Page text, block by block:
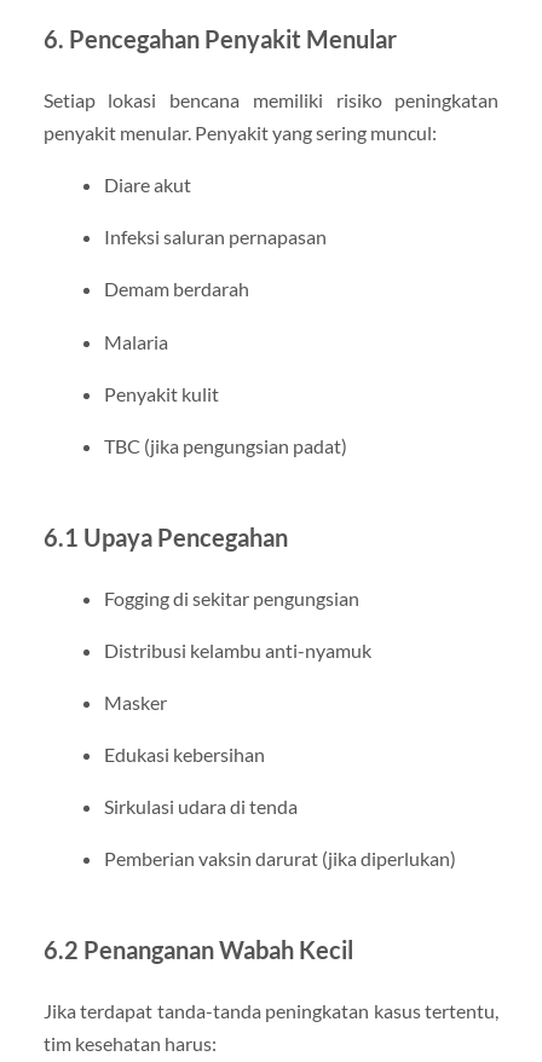
6. Pencegahan Penyakit Menular
Setiap lokasi bencana memiliki risiko peningkatan
penyakit menular. Penyakit yang sering muncul:
Diare akut
Infeksi saluran pernapasan
Demam berdarah
Malaria
Penyakit kulit
TBC (jika pengungsian padat)
6.1 Upaya Pencegahan
Fogging di sekitar pengungsian
Distribusi kelambu anti-nyamuk
Masker
Edukasi kebersihan
Sirkulasi udara di tenda
Pemberian vaksin darurat (jika diperlukan)
6.2 Penanganan Wabah Kecil
Jika terdapat tanda-tanda peningkatan kasus tertentu,
tim kesehatan harus: